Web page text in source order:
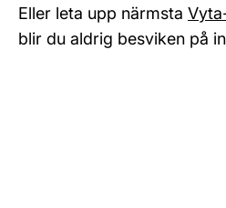
Eller leta upp närmsta
blir du aldrig besviken på